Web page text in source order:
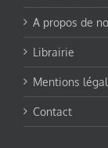
A propos de
Librairie
Mentions
Contact